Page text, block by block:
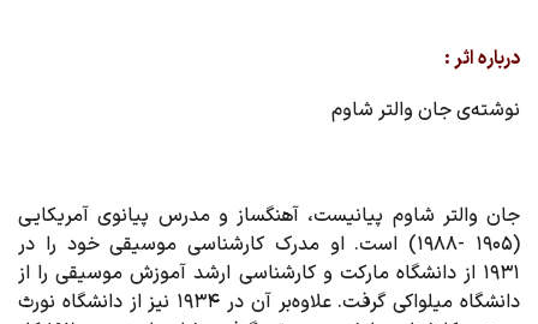
درباره اثر :
نوشته‌ی جان والتر شاوم
جان والتر شاوم پیانیست، آهنگساز و مدرس پیانوی آمریکایی
(۱۹۰۵ -۱۹۸۸) است. او مدرک کارشناسی موسیقی خود را در
۱۹۳۱ از دانشگاه مارکت و کارشناسی ارشد آموزش موسیقی را از
دانشگاه میلواکی گرفت. علاوه‌بر آن در ۱۹۳۴ نیز از دانشگاه نورث